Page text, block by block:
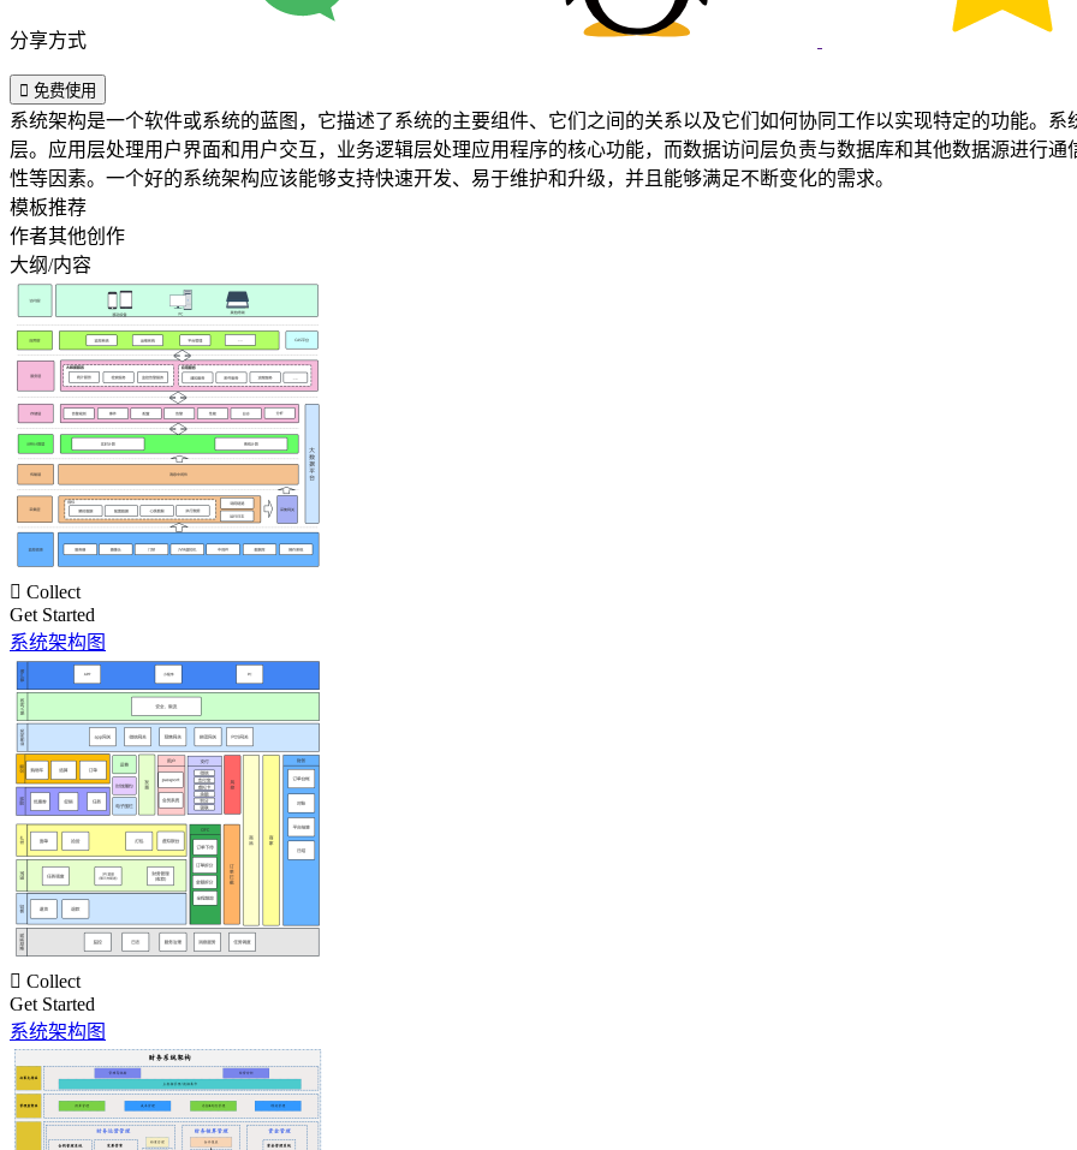
分享方式
 免费使用
系统架构是一个软件或系统的蓝图，它描述了系统的主要组件、它们之间的关系以及它们如何协同工作以实现特定的功能。
层。应用层处理用户界面和用户交互，业务逻辑层处理应用程序的核心功能，而数据访问层负责与数据库和其他数据源进行
性等因素。一个好的系统架构应该能够支持快速开发、易于维护和升级，并且能够满足不断变化的需求。
模板推荐
作者其他创作
大纲/内容
 Collect
Get Started
系统架构图
 Collect
Get Started
系统架构图